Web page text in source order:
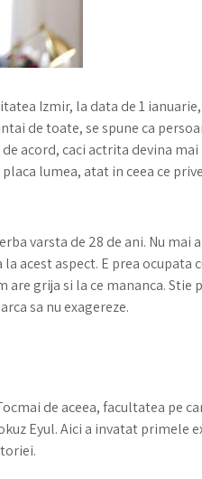
Izmir, la data de 1 ianuarie,
de toate, se spune ca
acord, caci actrita devina
lumea, atat in ceea ce
varsta de 28 de ani. Nu mai
acest aspect. E prea ocupata
grija si la ce mananca. Stie
sa nu exagereze.
de aceea, facultatea pe
Eyul. Aici a invatat primele